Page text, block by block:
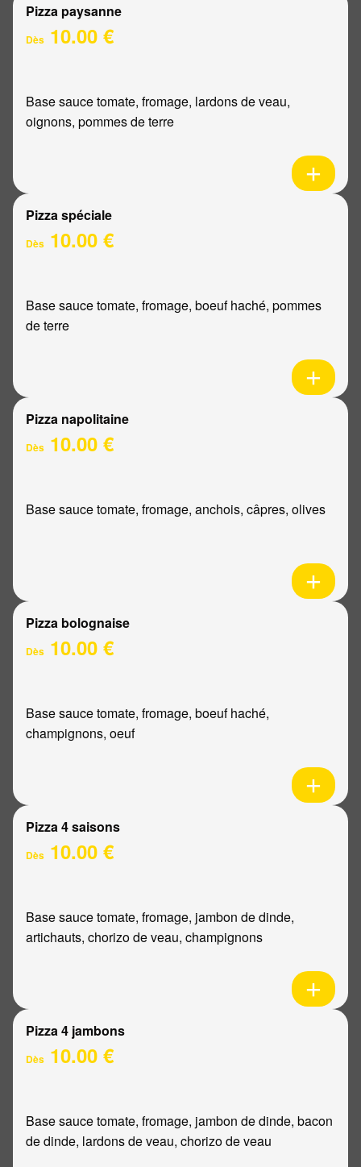
Pizza paysanne
Dès 10.00 €
Base sauce tomate, fromage, lardons de veau,
oignons, pommes de terre
Pizza spéciale
Dès 10.00 €
Base sauce tomate, fromage, boeuf haché, pommes
de terre
Pizza napolitaine
Dès 10.00 €
Base sauce tomate, fromage, anchois, câpres, olives
Pizza bolognaise
Dès 10.00 €
Base sauce tomate, fromage, boeuf haché,
champignons, oeuf
Pizza 4 saisons
Dès 10.00 €
Base sauce tomate, fromage, jambon de dinde,
artichauts, chorizo de veau, champignons
Pizza 4 jambons
Dès 10.00 €
Base sauce tomate, fromage, jambon de dinde, bacon
de dinde, lardons de veau, chorizo de veau